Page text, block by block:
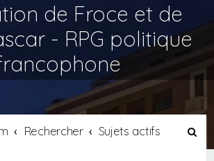
de Froce et de
- RPG politique
Rechercher Sujets actifs